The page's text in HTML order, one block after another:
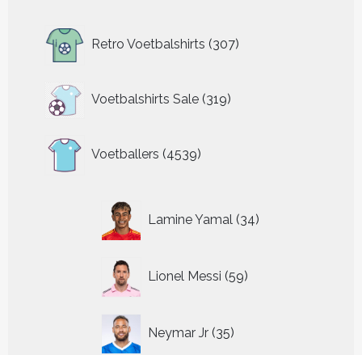
Retro Voetbalshirts 307
producten
Voetbalshirts Sale 319
319
producten
Voetballers 4539
producten
Lamine Yamal 34
producten
Lionel Messi 59
producten
Neymar Jr 35
producten